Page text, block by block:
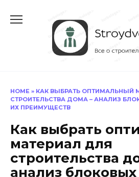
содержанию
HOME » КАК ВЫБРАТЬ ОПТИМАЛЬНЫЙ
СТРОИТЕЛЬСТВА ДОМА – АНАЛИЗ
ИХ ПРЕИМУЩЕСТВ
Как выбрать
материал для
строительства
анализ блоковых